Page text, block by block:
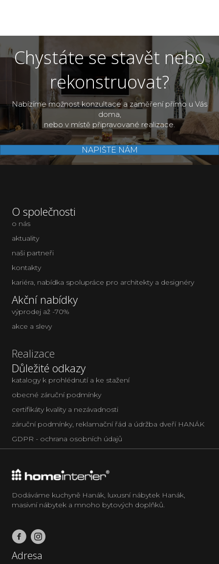
Chystáte se stavět nebo
rekonstruovat?
Nabízíme možnost konzultace a zaměření přímo u Vás
doma,
nebo v místě připravované realizace.
NAPIŠTE NÁM
O společnosti
o nás
aktuality
naši partneři
kontakty
kariéra, nabídka spolupráce pro architekty a designéry
Akční nabídky
výprodej až -70%
akce a slevy
Realizace
Důležité odkazy
katalogy k prohlédnutí a ke stažení
obecné záruční podmínky
certifikáty kvality a nezávadnosti
záruční podmínky, reklamační řád a údržba dveří HANÁK
GDPR - ochrana osobních údajů
Dodáváme kuchyně Hanák, luxusní nábytek Hanák,
masivní nábytek a mnoho bytových doplňků.
Adresa